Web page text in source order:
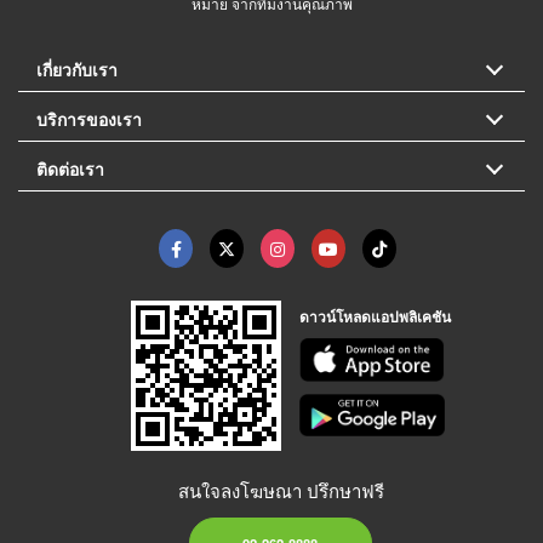
เกี่ยวกับเรา
บริการของเรา
ติดต่อเรา
ดาวน์โหลดแอปพลิเคชัน
สนใจลงโฆษณา ปรึกษาฟรี